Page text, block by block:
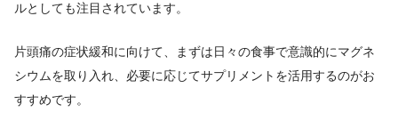
ルとしても注目されています。
片頭痛の症状緩和に向けて、まずは日々の食事で意識的にマグネ
シウムを取り入れ、必要に応じてサプリメントを活用するのがお
すすめです。